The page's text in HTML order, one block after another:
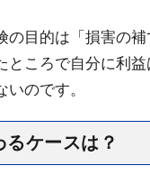
の目的は「損害の
ところで自分に利
のです。
ケースは？